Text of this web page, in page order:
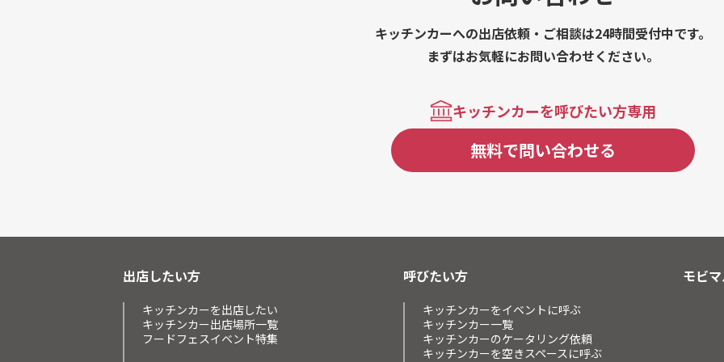
キッチンカーへの出店依頼・ご相談は24時間受付中です。
まずはお気軽にお問い合わせください。
キッチンカーを呼びたい方専用
無料で問い合わせる
出店したい方
キッチンカーを出店したい
キッチンカー出店場所一覧
フードフェスイベント特集
呼びたい方
キッチンカーをイベントに呼ぶ
キッチンカー一覧
キッチンカーのケータリング依頼
キッチンカーを空きスペースに呼ぶ
モビ